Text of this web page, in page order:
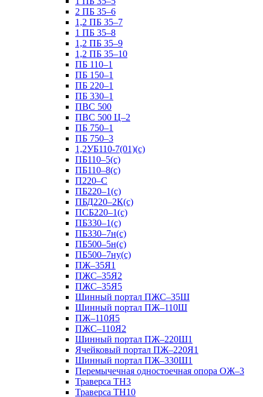
2 ПБ 35–6
1,2 ПБ 35–7
1 ПБ 35–8
1,2 ПБ 35–9
1,2 ПБ 35–10
ПБ 110–1
ПБ 150–1
ПБ 220–1
ПБ 330–1
ПВС 500
ПВС 500 Ц–2
ПБ 750–1
ПБ 750–3
1,2УБ110-7(01)(с)
ПБ110–5(с)
ПБ110–8(с)
П220–С
ПБ220–1(с)
ПБД220–2К(с)
ПСБ220–1(с)
ПБ330–1(с)
ПБ330–7н(с)
ПБ500–5н(с)
ПБ500–7ну(с)
ПЖ–35Я1
ПЖС–35Я2
ПЖС–35Я5
Шинный портал ПЖС–35Ш
Шинный портал ПЖ–110Ш
ПЖ–110Я5
ПЖС–110Я2
Шинный портал ПЖ–220Ш1
Ячейковый портал ПЖ–220Я1
Шинный портал ПЖ–330Ш1
Перемычечная одностоечная опора ОЖ–3
Траверса ТН3
Траверса ТН10